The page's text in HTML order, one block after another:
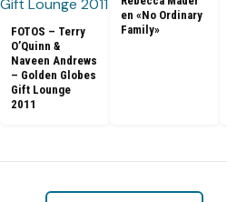
FOTOS – Terry
O’Quinn &
Naveen Andrews
– Golden Globes
Gift Lounge
2011
en «No Ordinary
Family»